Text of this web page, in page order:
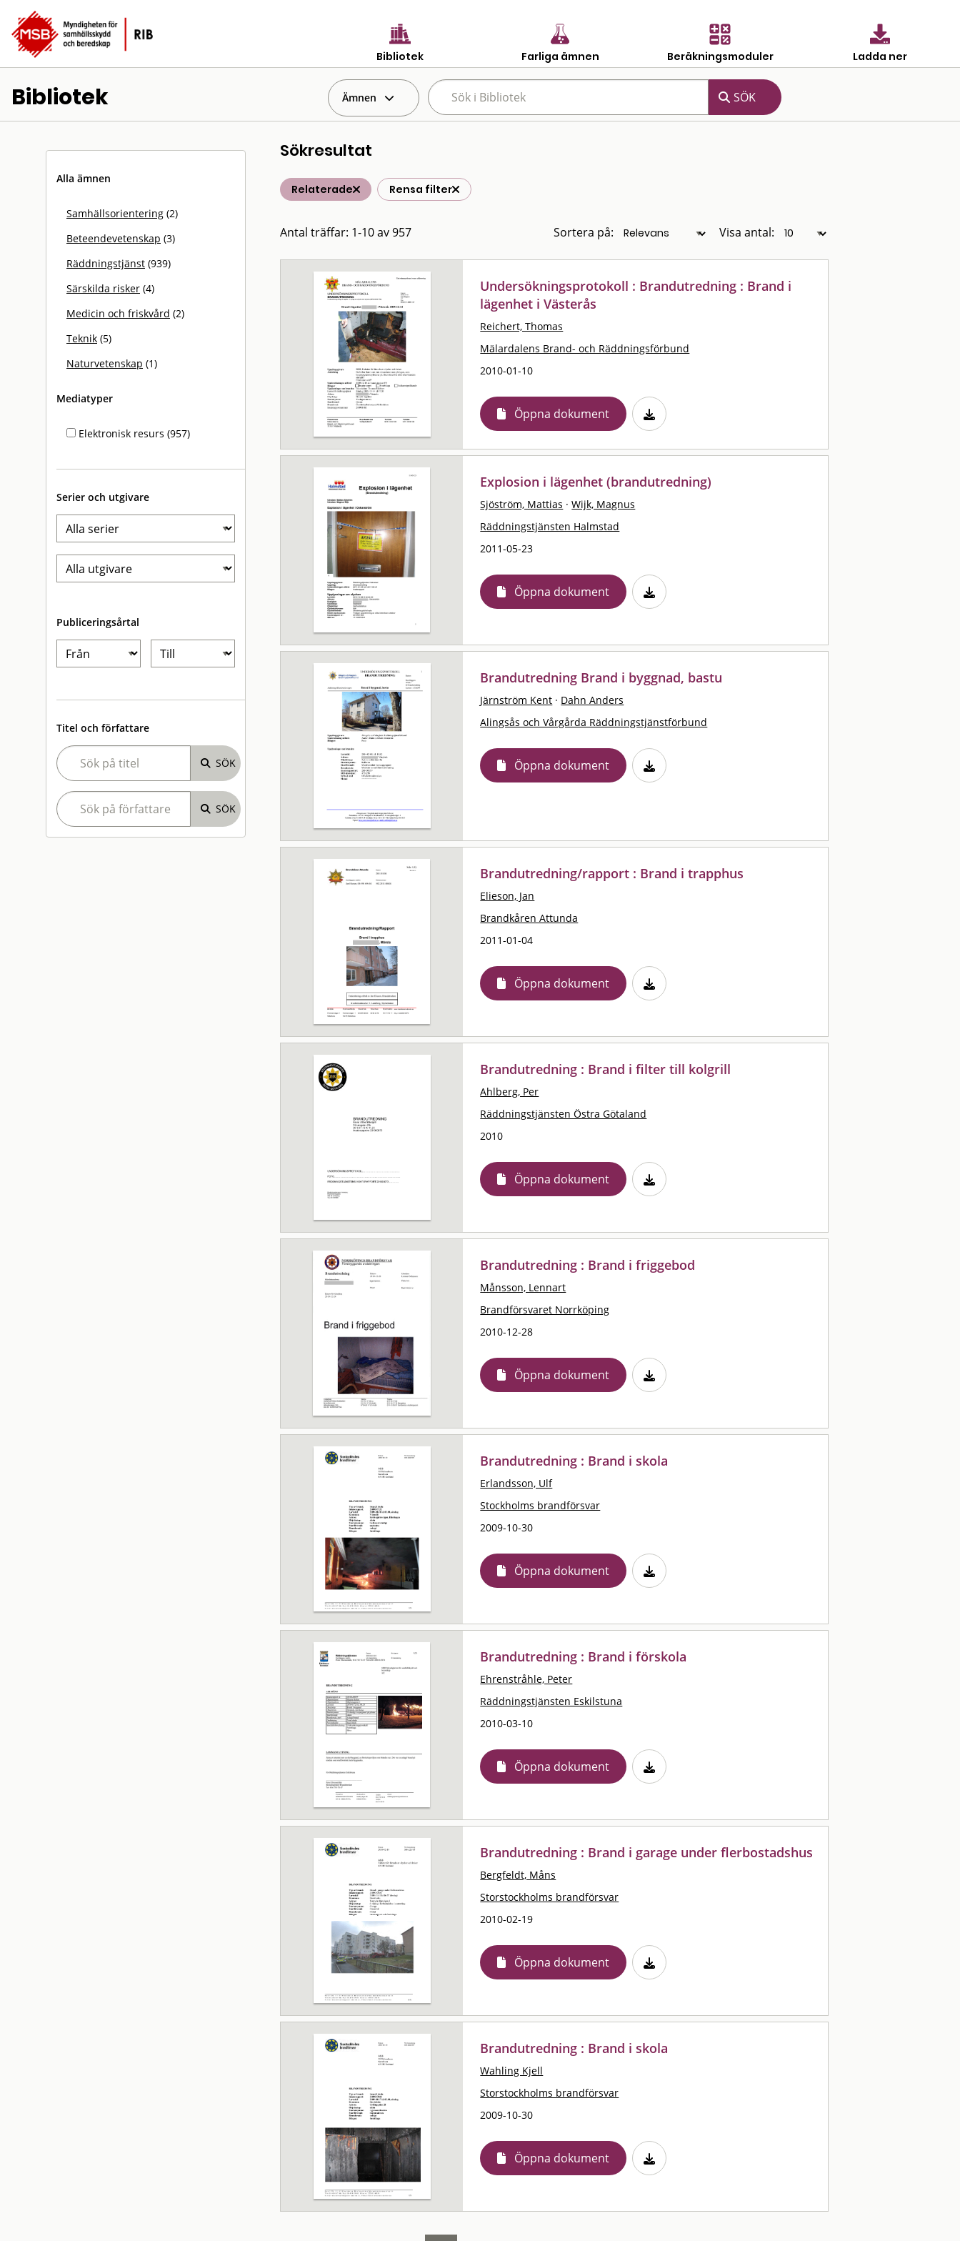
Bibliotek Farliga ämnen Beräkningsmoduler Ladda ner
Bibliotek Ämnen
Alla ämnen
Samhällsorientering (2)
Beteendevetenskap (3)
Räddningstjänst (939)
Särskilda risker (4)
Medicin och friskvård (2)
Teknik (5)
Naturvetenskap (1)
Mediatyper
Elektronisk resurs (957)
Serier och utgivare
Publiceringsårtal
Titel och författare
Sökresultat
Relaterade Rensa filter
Antal träffar: 1-10 av 957 Sortera på: Visa antal:
Undersökningsprotokoll : Brandutredning : Brand i
lägenhet i Västerås
Reichert, Thomas
Mälardalens Brand- och Räddningsförbund
2010-01-10
Öppna dokument
Explosion i lägenhet (brandutredning)
Sjöström, Mattias · Wijk, Magnus
Räddningstjänsten Halmstad
2011-05-23
Öppna dokument
Brandutredning Brand i byggnad, bastu
Järnström Kent · Dahn Anders
Alingsås och Vårgårda Räddningstjänstförbund
Öppna dokument
Brandutredning/rapport : Brand i trapphus
Elieson, Jan
Brandkåren Attunda
2011-01-04
Öppna dokument
Brandutredning : Brand i filter till kolgrill
Ahlberg, Per
Räddningstjänsten Östra Götaland
2010
Öppna dokument
Brandutredning : Brand i friggebod
Månsson, Lennart
Brandförsvaret Norrköping
2010-12-28
Öppna dokument
Brandutredning : Brand i skola
Erlandsson, Ulf
Stockholms brandförsvar
2009-10-30
Öppna dokument
Brandutredning : Brand i förskola
Ehrenstråhle, Peter
Räddningstjänsten Eskilstuna
2010-03-10
Öppna dokument
Brandutredning : Brand i garage under flerbostadshus
Bergfeldt, Måns
Storstockholms brandförsvar
2010-02-19
Öppna dokument
Brandutredning : Brand i skola
Wahling Kjell
Storstockholms brandförsvar
2009-10-30
Öppna dokument